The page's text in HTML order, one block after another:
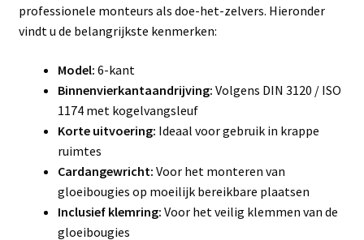
professionele monteurs als doe-het-zelvers. Hieronder
vindt u de belangrijkste kenmerken:
Model: 6-kant
Binnenvierkantaandrijving: Volgens DIN 3120 / ISO
1174 met kogelvangsleuf
Korte uitvoering: Ideaal voor gebruik in krappe
ruimtes
Cardangewricht: Voor het monteren van
gloeibougies op moeilijk bereikbare plaatsen
Inclusief klemring: Voor het veilig klemmen van de
gloeibougies